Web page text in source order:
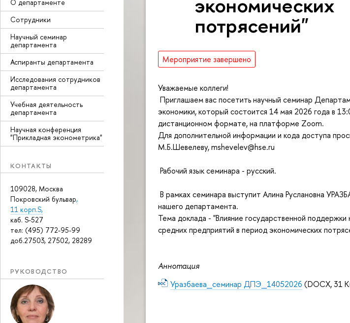
О департаменте
Сотрудники
Научный семинар
департамента
Аспиранты департамента
Исследования сотрудников
департамента
Учебная деятельность
департамента
Научная конференция
"Прикладная эконометрика"
КОНТАКТЫ
109028, Москва
Покровский бульвар,
11 корп.S,
каб. S-527
тел: (495) 772-95-99
доб.27503, 27502, 28289
РУКОВОДСТВО
потрясений"
Мероприятие завершено
Уважаемые коллеги!
Приглашаем вас посетить научный семинар
экономики, который состоится 14 мая 2026 года в
дистанционном формате, на платформе Zoom.
Для дополнительной информации и кода доступа
М.Б.Шевелеву, mshevelev@hse.ru
Рабочий язык семинара - русский.
В рамках семинара выступит Алина Руслановна
нашего департамента.
Тема доклада - "Влияние государственной
средних предприятий в период экономических
Аннотация
Уразбаева_семинар ДПЭ_14052026 (DOCX, 31